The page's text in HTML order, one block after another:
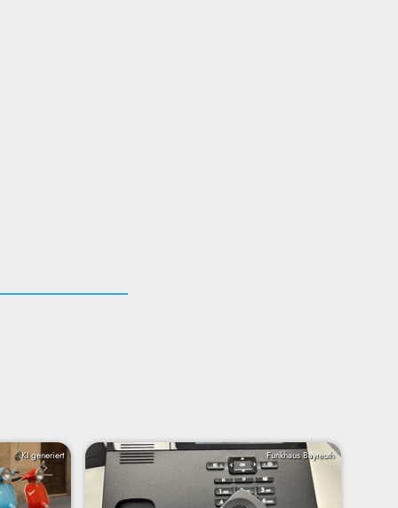
KI generiert Funkhaus Bayreuth